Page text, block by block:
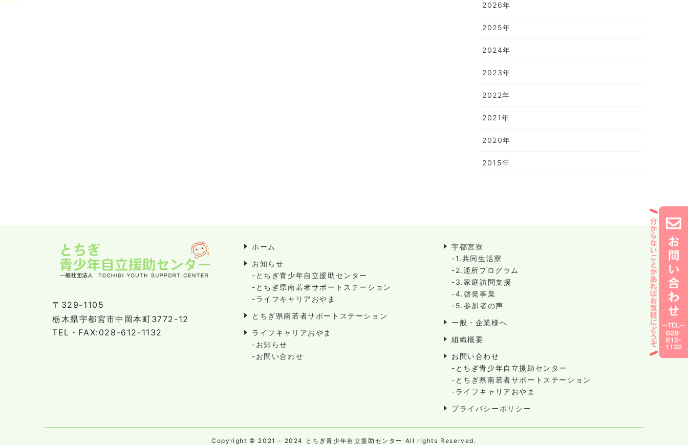
2026年
2025年
2024年
2023年
2022年
2021年
2020年
2015年
〒329-1105
栃木県宇都宮市中岡本町3772-12
TEL・FAX:028-612-1132
ホーム
お知らせ
-とちぎ青少年自立援助センター
-とちぎ県南若者サポートステーション
-ライフキャリアおやま
とちぎ県南若者サポートステーション
ライフキャリアおやま
-お知らせ
-お問い合わせ
宇都宮寮
-1.共同生活寮
-2.通所プログラム
-3.家庭訪問支援
-4.啓発事業
-5.参加者の声
一般・企業様へ
組織概要
お問い合わせ
-とちぎ青少年自立援助センター
-とちぎ県南若者サポートステーション
-ライフキャリアおやま
プライバシーポリシー
Copyright © 2021 - 2024 とちぎ青少年自立援助センター All rights Reserved.